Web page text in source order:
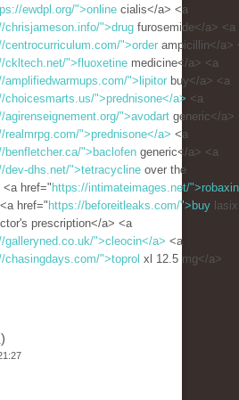
ewdpl.org/">online cialis</a> <a
chrisjameson.info/">drug furosemide</a> <a
centrocurriculum.com/">order ampicillin</a>
ckltech.net/">fluoxetine medicine</a> <a
amplifiedwarmups.com/">lipitor buy</a> <a
choicesmarts.us/">prednisone</a> <a
agirenseignement.org/">avodart generic</a>
realmrpg.com/">prednisone</a> <a
benfletcher.ca/">baclofen generic</a> <a
dev-dhs.net/">tetracycline over the
<a href=" https://intimateimages.net/">robaxin
href=" https://beforeitleaks.com/">buy lasix
prescription</a> <a
galleryned.co.uk/">cleocin</a> <a
chasingdays.com/">toprol xl 12.5 mg</a>